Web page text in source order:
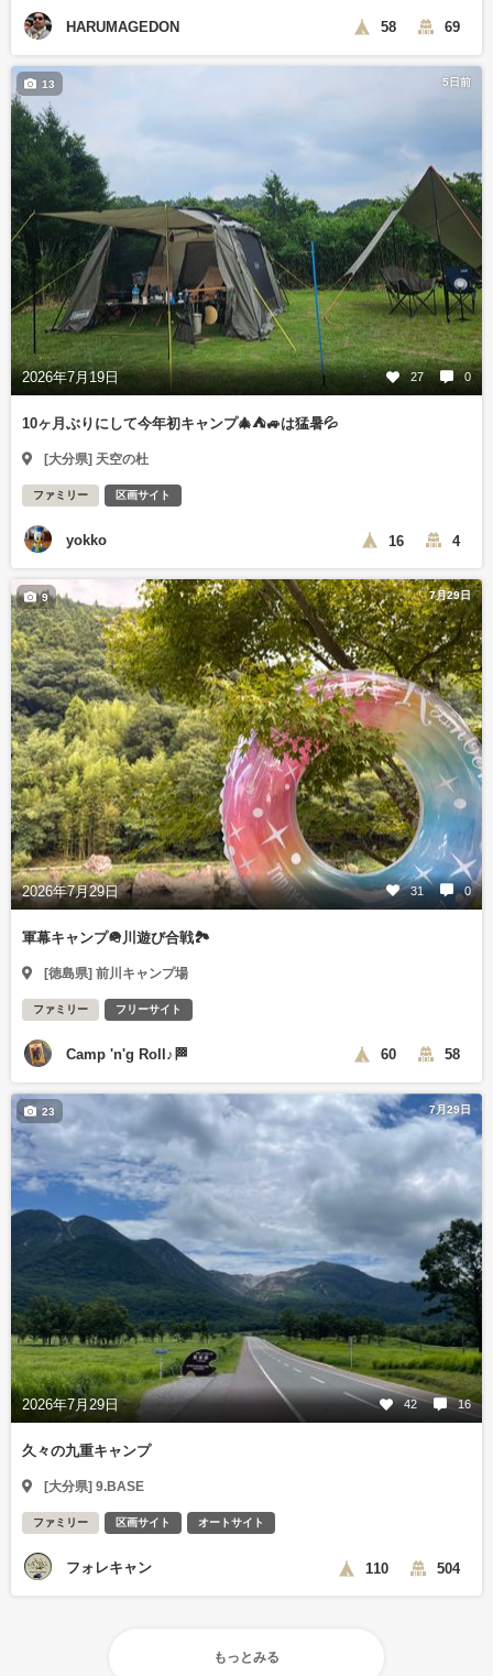
HARUMAGEDON 58 69
5日前
2026年7月19日 27 0
13
10ヶ月ぶりにして今年初キャンプ🎄⛺🚙は猛暑💦
[大分県] 天空の杜
ファミリー 区画サイト
yokko 16 4
7月29日
2026年7月29日 31 0
9
軍幕キャンプ🪖川遊び合戦🏞️
[徳島県] 前川キャンプ場
ファミリー フリーサイト
Camp 'n'g Roll♪🏁 60 58
7月29日
2026年7月29日 42 16
23
久々の九重キャンプ
[大分県] 9.BASE
ファミリー 区画サイト オートサイト
フォレキャン 110 504
もっとみる